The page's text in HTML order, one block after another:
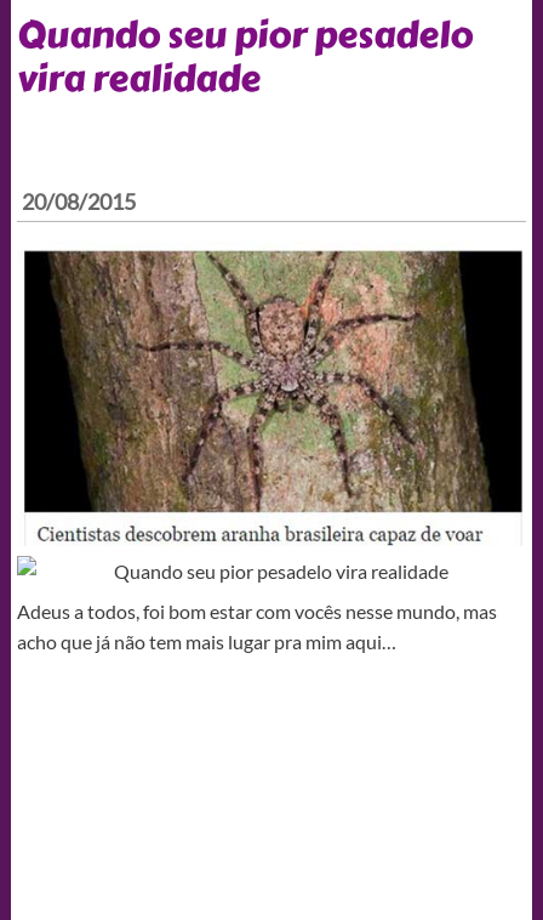
Quando seu pior pesadelo
vira realidade
20/08/2015
Adeus a todos, foi bom estar com vocês nesse mundo, mas
acho que já não tem mais lugar pra mim aqui…